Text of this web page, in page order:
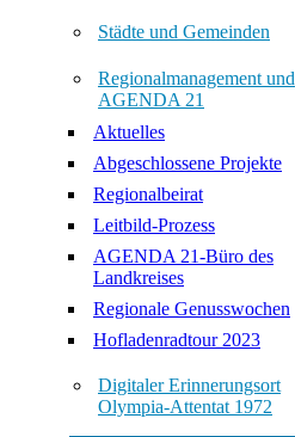
Städte und Gemeinden
Regionalmanagement und
AGENDA 21
Aktuelles
Abgeschlossene Projekte
Regionalbeirat
Leitbild-Prozess
AGENDA 21-Büro des
Landkreises
Regionale Genusswochen
Hofladenradtour 2023
Digitaler Erinnerungsort
Olympia-Attentat 1972